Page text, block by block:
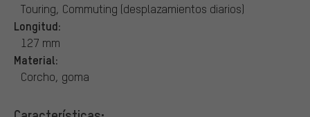
Touring, Commuting (desplazamientos diarios)
Longitud:
127 mm
Material:
Corcho, goma